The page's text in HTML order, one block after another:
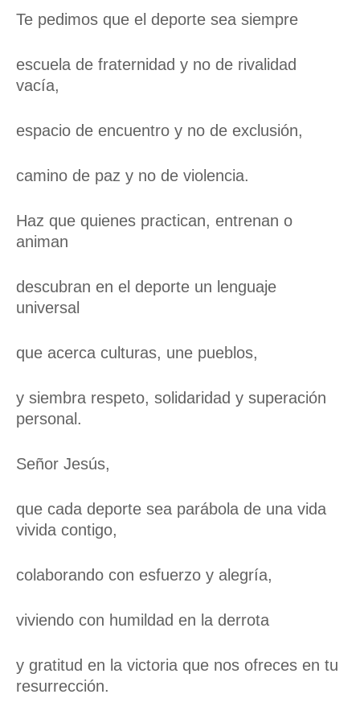
Te pedimos que el deporte sea siempre
escuela de fraternidad y no de rivalidad
vacía,
espacio de encuentro y no de exclusión,
camino de paz y no de violencia.
Haz que quienes practican, entrenan o
animan
descubran en el deporte un lenguaje
universal
que acerca culturas, une pueblos,
y siembra respeto, solidaridad y superación
personal.
Señor Jesús,
que cada deporte sea parábola de una vida
vivida contigo,
colaborando con esfuerzo y alegría,
viviendo con humildad en la derrota
y gratitud en la victoria que nos ofreces en tu
resurrección.